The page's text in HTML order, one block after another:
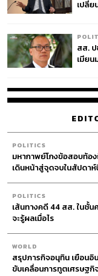
กล่าวขอบคุณทุกฝ่าย มันมีค
หลังจากความพ่ายแพ้ ล้มเ
และในรอบอื่นๆ นับไม่ถ้วน
มนุษย์ในรายการนี้ จนทำ
เขาเองไม่ใช่หรือที่คว้าโ
ต้องนับว่าโชคก็อาจจะนับ
ในวินาทีที่ซเวเรฟรับถ้วย
ประโยค “Victory belongs
อัฒจันทร์สนาม
และมันอาจจะบอกเขาว่า
ก็ได้
ภาพ:Jean Catuffe / Getty
อ้างอิง
https://
pko
https://
เปลี่ย
สส.
เมียน
POLITICS
มหากาพย์โกงข้อสอบท้อ
เดินหน้าสู่จุดจบในสัปดา
POLITICS
เส้นทางคดี 44 สส. ในชั้น
จะรู้ผลเมื่อไร
WORLD
สรุปภารกิจอนุทิน เยือนอิ
ขับเคลื่อนการทูตเศรษฐกิ